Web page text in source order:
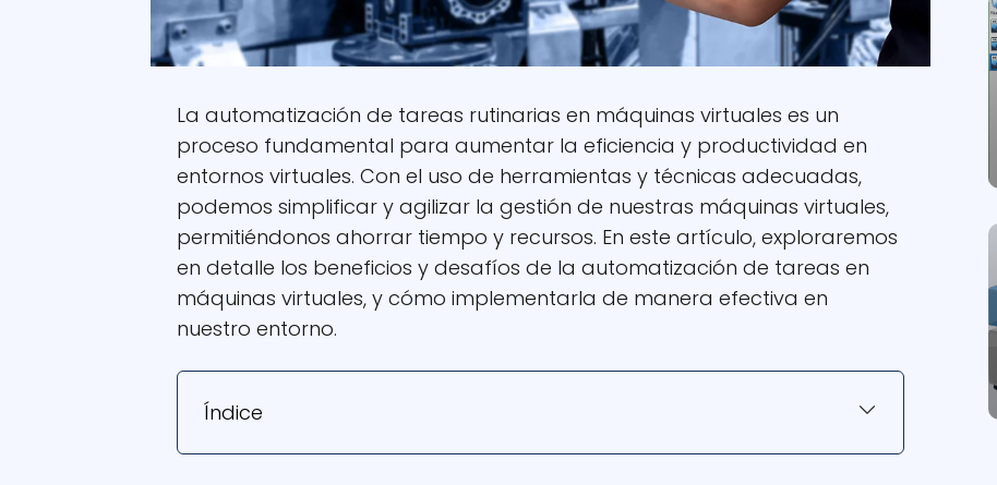
La automatización de tareas rutinarias en máquinas virtuales es un
proceso fundamental para aumentar la eficiencia y productividad en
entornos virtuales. Con el uso de herramientas y técnicas adecuadas,
podemos simplificar y agilizar la gestión de nuestras máquinas virtuales,
permitiéndonos ahorrar tiempo y recursos. En este artículo, exploraremos
en detalle los beneficios y desafíos de la automatización de tareas en
máquinas virtuales, y cómo implementarla de manera efectiva en
nuestro entorno.
Índice